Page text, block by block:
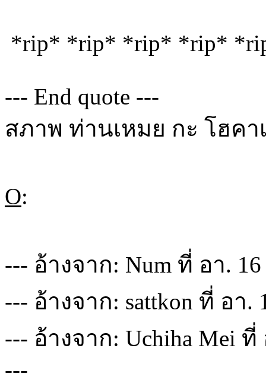
*rip* *rip* *rip* *rip*
--- End quote ---
สภาพ ท่านเหมย กะ โฮคา
O:
--- อ้างจาก: Num ที่ อา.
--- อ้างจาก: sattkon ที่ อา.
--- อ้างจาก: Uchiha Mei ที่
---